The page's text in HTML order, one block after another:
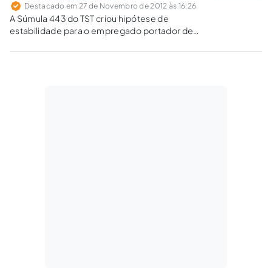
Destacado em 27 de Novembro de 2012 às 16:26
A Súmula 443 do TST criou hipótese de
estabilidade para o empregado portador de
estigma ou preconceito. Poderia tê-lo feito?